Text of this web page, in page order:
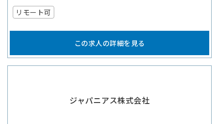
リモート可
この求人の詳細を見る
ジャパニアス株式会社